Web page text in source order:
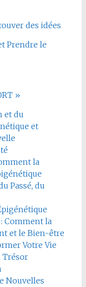
des idées
Prendre le
»
et du
et
la
Passé, du
Comment la
et le Bien-être
Votre Vie
Trésor
Nouvelles